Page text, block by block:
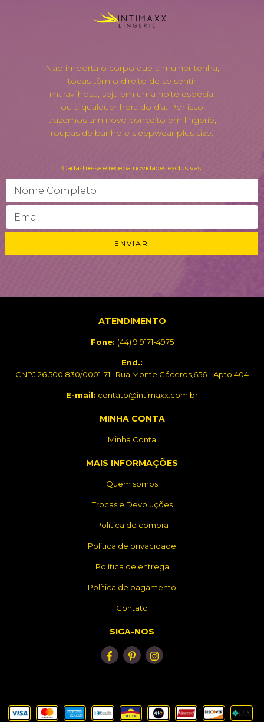
Não importa o corpo que a mulher tenha,
todas têm o direito de se sentir
maravilhosa, seja em uma noite especial
ou a qualquer hora do dia. Por isso
trazemos um novo conceito em lingerie,
roupas de banho e sleepwear plus size.
Cadastre-se e receba novidades exclusivas!
ATENDIMENTO
Fone: (44) 9 9171-4975
End.:
CNPJ 26.500.830/0001-71 | Rua Monte Cáceros,656 - Apto 404
E-mail: contato@intimaxx.com.br
MINHA CONTA
Minha Conta
MAIS INFORMAÇÕES
Quem somos
Trocas e Devoluções
Política de compra
Política de privacidade
Política de entrega
Política de pagamento
Contato
SIGA-NOS